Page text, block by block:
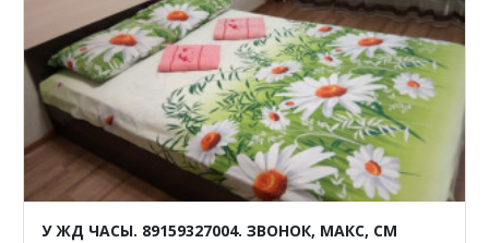
У ЖД ЧАСЫ. 89159327004. ЗВОНОК, МАКС, СМ